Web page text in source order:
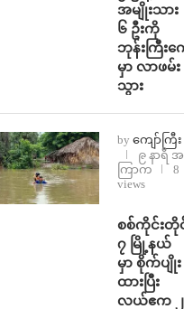
အမျိုးသား
၆ ဦးကို
ဘုန်းကြီးကျ
မှာ လာဖမ်း
သွား
by ကျော်ကြီး
၉ နာရီ အ
ကြာက
8
views
⁨စစ်ကိုင်းတိုင်း
၇ မြို့နယ်
မှာ စိုက်ပျိုး
ထားပြီး
လယ်ဧက ၂